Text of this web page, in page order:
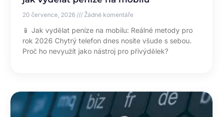
20 července, 2026 Žádné komentáře
📱 Jak vydělat peníze na mobilu: Reálné metody pro
rok 2026 Chytrý telefon dnes nosíte všude s sebou.
Proč ho nevyužít jako nástroj pro přivýdělek?